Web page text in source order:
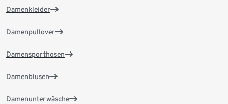
Damenkleider
Damenpullover
Damensporthosen
Damenblusen
Damenunterwäsche